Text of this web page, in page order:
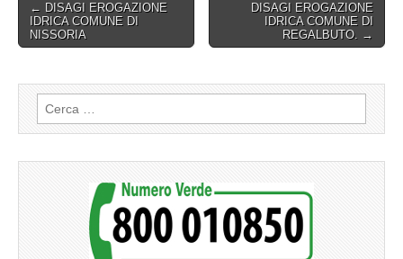
Post
navigation
← DISAGI EROGAZIONE
IDRICA COMUNE DI
NISSORIA
DISAGI EROGAZIONE
IDRICA COMUNE DI
REGALBUTO. →
Ricerca
per: